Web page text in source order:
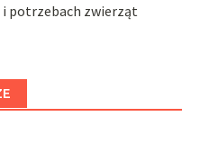
potrzebach zwierząt